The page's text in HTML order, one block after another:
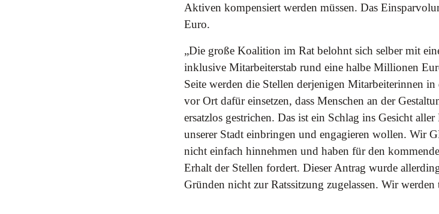
Aktiven kompensiert werden müssen. Das
Euro.
„Die große Koalition im Rat belohnt sich selber mit
inklusive Mitarbeiterstab rund eine halbe Millionen
Seite werden die Stellen derjenigen Mitarbeiterinnen
vor Ort dafür einsetzen, dass Menschen an der
ersatzlos gestrichen. Das ist ein Schlag ins Gesicht
unserer Stadt einbringen und engagieren wollen. Wir
nicht einfach hinnehmen und haben für den
Erhalt der Stellen fordert. Dieser Antrag wurde
Gründen nicht zur Ratssitzung zugelassen. Wir